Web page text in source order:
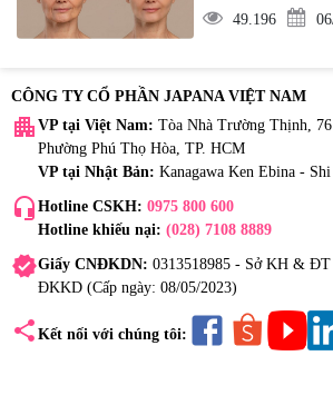
49.196
CÔNG TY CỔ PHẦN JAPANA VIỆT NAM
apartment VP tại Việt Nam: Tòa Nhà Trường Thịnh,
Phường Phú Thọ Hòa, TP. HCM
VP tại Nhật Bản: Kanagawa Ken Ebina - Shi
headset_mic Hotline CSKH: 0975 800 600
Hotline khiếu nại: (028) 7108 8889
verifiedGiấy CNĐKDN: 0313518985 - Sở KH &
ĐKKD (Cấp ngày: 08/05/2023)
share Kết nối với chúng tôi: